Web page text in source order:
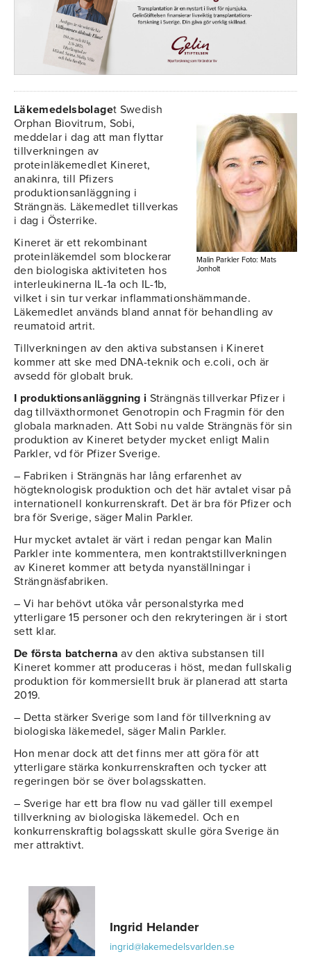
Malin Parkler Foto: Mats
Jonholt
Läkemedelsbolaget Swedish
Orphan Biovitrum, Sobi,
meddelar i dag att man flyttar
tillverkningen av
proteinläkemedlet Kineret,
anakinra, till Pfizers
produktionsanläggning i
Strängnäs. Läkemedlet tillverkas
i dag i Österrike.
Kineret är ett rekombinant
proteinläkemdel som blockerar
den biologiska aktiviteten hos
interleukinerna IL-1a och IL-1b,
vilket i sin tur verkar inflammationshämmande.
Läkemedlet används bland annat för behandling av
reumatoid artrit.
Tillverkningen av den aktiva substansen i Kineret
kommer att ske med DNA-teknik och e.coli, och är
avsedd för globalt bruk.
I produktionsanläggning i Strängnäs tillverkar Pfizer i
dag tillväxthormonet Genotropin och Fragmin för den
globala marknaden. Att Sobi nu valde Strängnäs för sin
produktion av Kineret betyder mycket enligt Malin
Parkler, vd för Pfizer Sverige.
– Fabriken i Strängnäs har lång erfarenhet av
högteknologisk produktion och det här avtalet visar på
internationell konkurrenskraft. Det är bra för Pfizer och
bra för Sverige, säger Malin Parkler.
Hur mycket avtalet är värt i redan pengar kan Malin
Parkler inte kommentera, men kontraktstillverkningen
av Kineret kommer att betyda nyanställningar i
Strängnäsfabriken.
– Vi har behövt utöka vår personalstyrka med
ytterligare 15 personer och den rekryteringen är i stort
sett klar.
De första batchernaav den aktiva substansen till
Kineret kommer att produceras i höst, medan fullskalig
produktion för kommersiellt bruk är planerad att starta
2019.
– Detta stärker Sverige som land för tillverkning av
biologiska läkemedel, säger Malin Parkler.
Hon menar dock att det finns mer att göra för att
ytterligare stärka konkurrenskraften och tycker att
regeringen bör se över bolagsskatten.
– Sverige har ett bra flow nu vad gäller till exempel
tillverkning av biologiska läkemedel. Och en
konkurrenskraftig bolagsskatt skulle göra Sverige än
mer attraktivt.
Ingrid Helander
ingrid@lakemedelsvarlden.se